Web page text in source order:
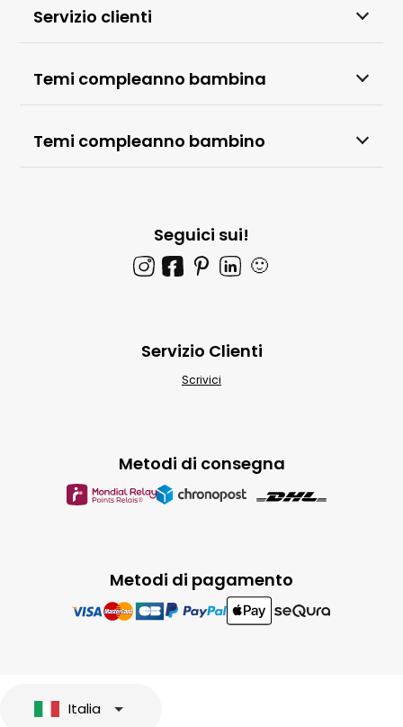
Servizio clienti
Temi compleanno bambina
Temi compleanno bambino
Seguici sui!
🙂
Metodi di pagamento
Metodi di consegna
Servizio Clienti
Scrivici
Italia